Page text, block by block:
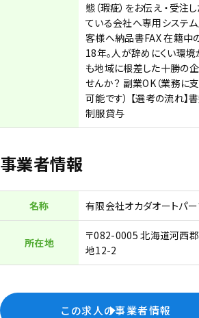
態（瑕疵）をお伝え ・受注
ている会社へ専用システ
客様へ納品書FAX 在籍中
18年。人が辞めにくい環境
も地域に根差した十勝の
せんか？ 副業OK（業務に
可能です） 【選考の流れ
制服貸与
事業者情報
名称 有限会社オカダオートパ
所在地
〒082-0005 北海道河西
地12-2
この求人の事業者情報